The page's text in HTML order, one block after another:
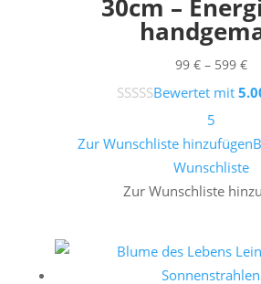
30cm –
99 € – 599 €
Bewertet mit
5
Zur Wunschliste hinzufügen
Wunschliste
Zur Wunschliste